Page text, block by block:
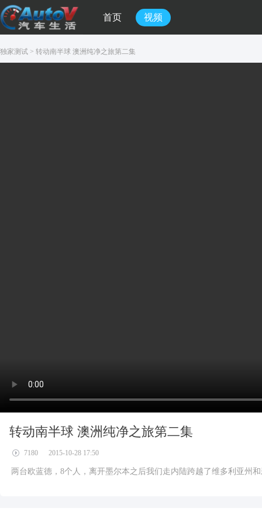
首页 视频
独家测试 > 转动南半球 澳洲纯净之旅第二集
转动南半球 澳洲纯净之旅第二集
7180 2015-10-28 17:50